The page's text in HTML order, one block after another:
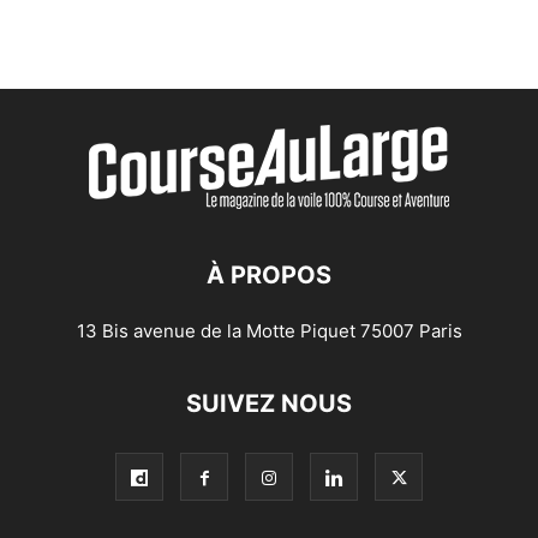
À PROPOS
13 Bis avenue de la Motte Piquet 75007 Paris
SUIVEZ NOUS